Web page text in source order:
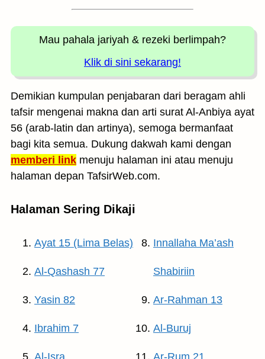
Mau pahala jariyah & rezeki berlimpah?
Klik di sini sekarang!
Demikian kumpulan penjabaran dari beragam ahli
tafsir mengenai makna dan arti surat Al-Anbiya ayat
56 (arab-latin dan artinya), semoga bermanfaat
bagi kita semua. Dukung dakwah kami dengan
memberi link menuju halaman ini atau menuju
halaman depan TafsirWeb.com.
Halaman Sering Dikaji
Ayat 15 (Lima Belas)
Al-Qashash 77
Yasin 82
Ibrahim 7
Al-Isra
Innallaha Ma’ash
Shabiriin
Ar-Rahman 13
Al-Buruj
Ar-Rum 21